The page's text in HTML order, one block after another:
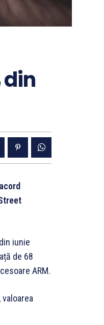
din
iunie
de 68
ARM.